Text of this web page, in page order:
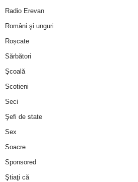
Radio Erevan
Români şi unguri
Roșcate
Sărbători
Şcoală
Scotieni
Seci
Şefi de state
Sex
Soacre
Sponsored
Ştiaţi că